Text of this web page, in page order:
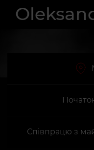
Співпрацю з